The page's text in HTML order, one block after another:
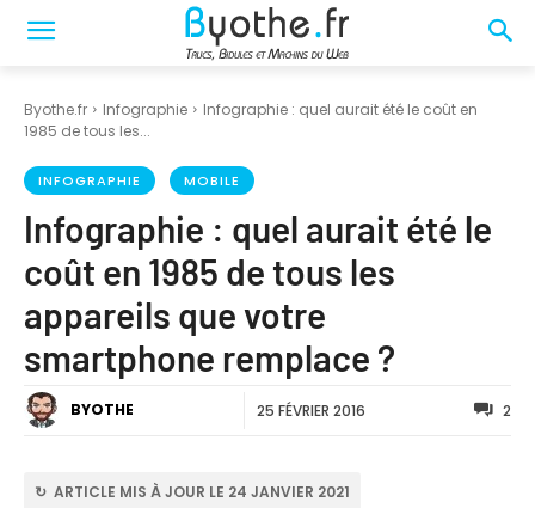
Byothe.fr Infographie
Infographie : quel aurait été le coût en
1985 de tous les...
INFOGRAPHIE MOBILE
Infographie : quel aurait été le
coût en 1985 de tous les
appareils que votre
smartphone remplace ?
BYOTHE 25 FÉVRIER 2016 2
↻ ARTICLE MIS À JOUR LE 24 JANVIER 2021